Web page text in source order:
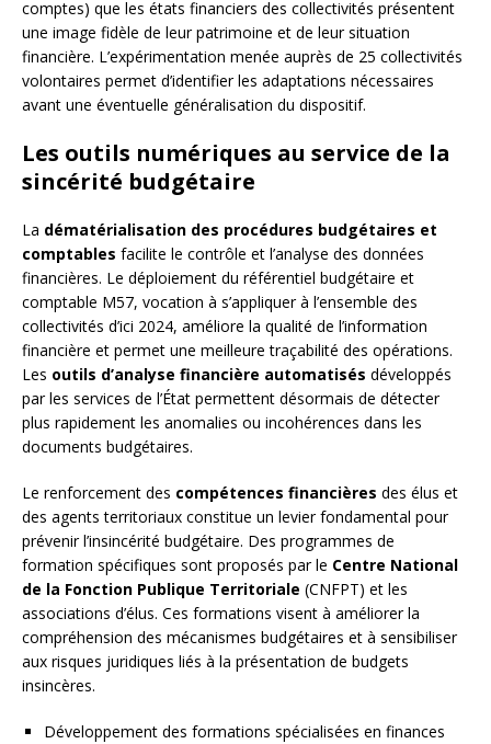
comptes) que les états financiers des collectivités présentent
une image fidèle de leur patrimoine et de leur situation
financière. L’expérimentation menée auprès de 25 collectivités
volontaires permet d’identifier les adaptations nécessaires
avant une éventuelle généralisation du dispositif.
Les outils numériques au service de la
sincérité budgétaire
La dématérialisation des procédures budgétaires et
comptables facilite le contrôle et l’analyse des données
financières. Le déploiement du référentiel budgétaire et
comptable M57, vocation à s’appliquer à l’ensemble des
collectivités d’ici 2024, améliore la qualité de l’information
financière et permet une meilleure traçabilité des opérations.
Les outils d’analyse financière automatisés développés
par les services de l’État permettent désormais de détecter
plus rapidement les anomalies ou incohérences dans les
documents budgétaires.
Le renforcement des compétences financières des élus et
des agents territoriaux constitue un levier fondamental pour
prévenir l’insincérité budgétaire. Des programmes de
formation spécifiques sont proposés par le Centre National
de la Fonction Publique Territoriale (CNFPT) et les
associations d’élus. Ces formations visent à améliorer la
compréhension des mécanismes budgétaires et à sensibiliser
aux risques juridiques liés à la présentation de budgets
insincères.
Développement des formations spécialisées en finances